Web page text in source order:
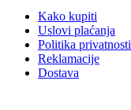
Kako kupiti
Uslovi plaćanja
Politika privatnosti
Reklamacije
Dostava